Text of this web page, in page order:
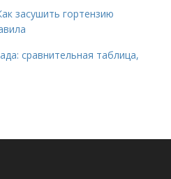
засушить гортензию
сравнительная таблица,